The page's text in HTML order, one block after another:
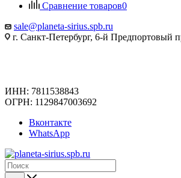
Сравнение товаров0
sale@planeta-sirius.spb.ru
г. Санкт-Петербург, 6-й Предпортовый
ИНН: 7811538843
ОГРН: 1129847003692
Вконтакте
WhatsApp